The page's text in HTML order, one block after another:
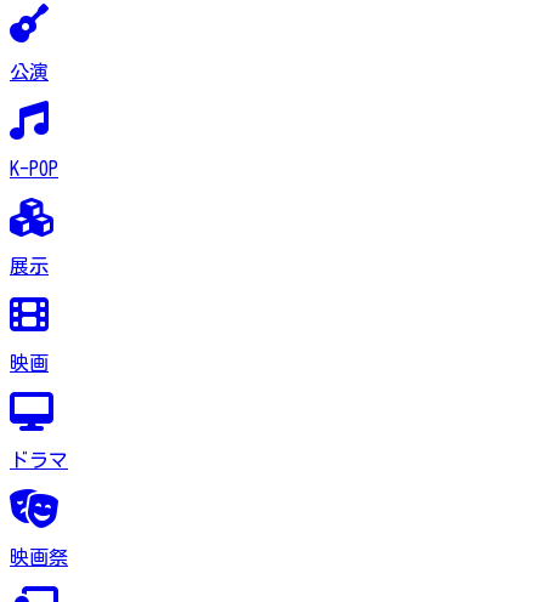
公演
K-POP
展示
映画
ドラマ
映画祭